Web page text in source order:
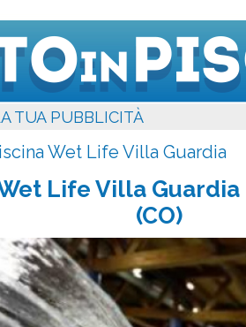
TUA PUBBLICITÀ
Wet Life Villa Guardia
Life Villa Guardia
(CO)